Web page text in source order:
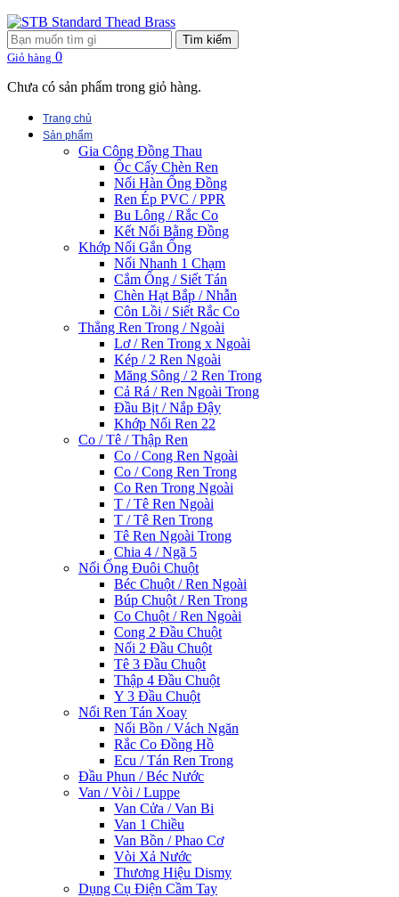
Tìm kiếm
Giỏ hàng 0
Chưa có sản phẩm trong giỏ hàng.
Trang chủ
Sản phẩm
Gia Công Đồng Thau
Ốc Cấy Chèn Ren
Nối Hàn Ống Đồng
Ren Ép PVC / PPR
Bu Lông / Rắc Co
Kết Nối Bằng Đồng
Khớp Nối Gắn Ống
Nối Nhanh 1 Chạm
Cắm Ống / Siết Tán
Chèn Hạt Bắp / Nhẫn
Côn Lồi / Siết Rắc Co
Thẳng Ren Trong / Ngoài
Lơ / Ren Trong x Ngoài
Kép / 2 Ren Ngoài
Măng Sông / 2 Ren Trong
Cả Rá / Ren Ngoài Trong
Đầu Bịt / Nắp Đậy
Khớp Nối Ren 22
Co / Tê / Thập Ren
Co / Cong Ren Ngoài
Co / Cong Ren Trong
Co Ren Trong Ngoài
T / Tê Ren Ngoài
T / Tê Ren Trong
Tê Ren Ngoài Trong
Chia 4 / Ngã 5
Nối Ống Đuôi Chuột
Béc Chuột / Ren Ngoài
Búp Chuột / Ren Trong
Co Chuột / Ren Ngoài
Cong 2 Đầu Chuột
Nối 2 Đầu Chuột
Tê 3 Đầu Chuột
Thập 4 Đầu Chuột
Y 3 Đầu Chuột
Nối Ren Tán Xoay
Nối Bồn / Vách Ngăn
Rắc Co Đồng Hồ
Ecu / Tán Ren Trong
Đầu Phun / Béc Nước
Van / Vòi / Luppe
Van Cửa / Van Bi
Van 1 Chiều
Van Bồn / Phao Cơ
Vòi Xả Nước
Thương Hiệu Dismy
Dụng Cụ Điện Cầm Tay